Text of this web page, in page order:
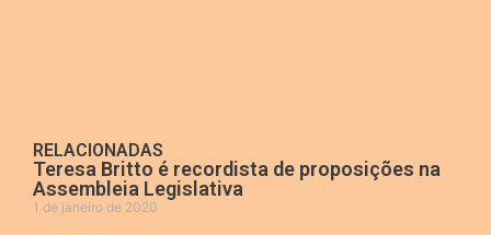
RELACIONADAS
Teresa Britto é recordista de proposições na
Assembleia Legislativa
1 de janeiro de 2020